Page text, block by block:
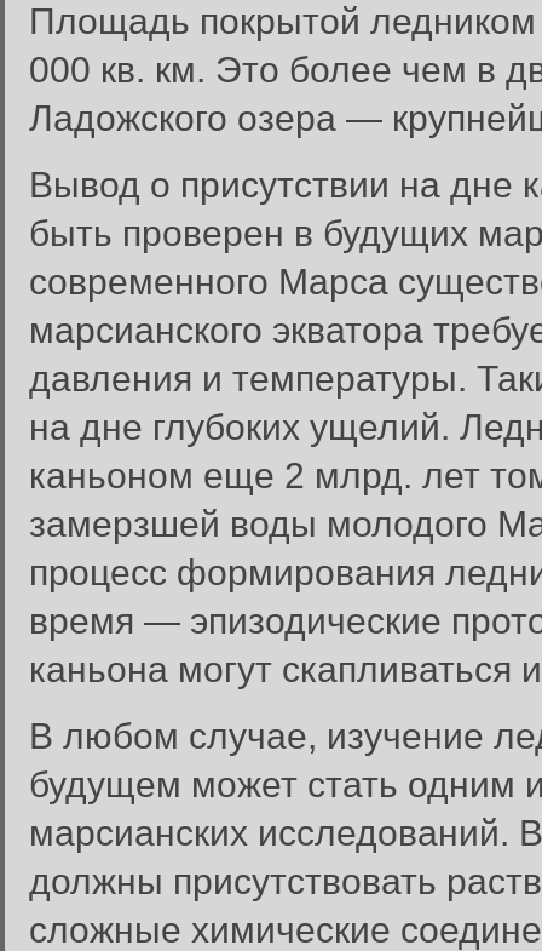
Площадь покрытой ледником
000 кв. км. Это более чем в
Ладожского озера —
Вывод о присутствии на дне
быть проверен в будущих
современного Марса
марсианского экватора
давления и температуры.
на дне глубоких ущелий.
каньоном еще 2 млрд. лет
замерзшей воды молодого
процесс формирования
время — эпизодические
каньона могут скапливаться
В любом случае, изучение
будущем может стать одним
марсианских исследований.
должны присутствовать
сложные химические